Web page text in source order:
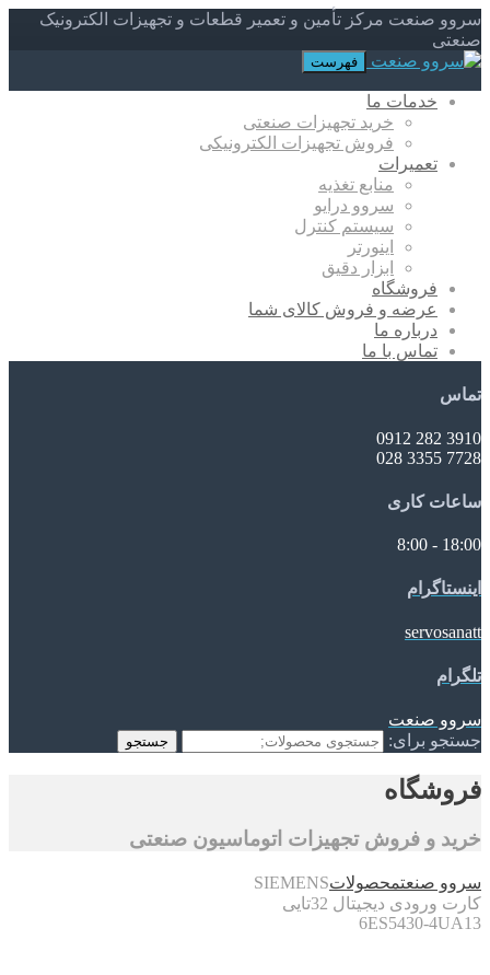
سروو صنعت مرکز تأمین و تعمیر قطعات و تجهیزات الکترونیک
صنعتی
فهرست
خدمات ما
خرید تجهیزات صنعتی
فروش تجهیزات الکترونیکی
تعمیرات
منابع تغذیه
سروو درایو
سیستم کنترل
اینورتر
ابزار دقیق
فروشگاه
عرضه و فروش کالای شما
درباره ما
تماس با ما
تماس
3910 282 0912
7728 3355 028
ساعات کاری
18:00 - 8:00
اینستاگرام
servosanatt
تلگرام
سروو صنعت
جستجو برای:
جستجو
فروشگاه
خرید و فروش تجهیزات اتوماسیون صنعتی
سروو صنعتمحصولاتSIEMENS
کارت ورودی دیجیتال 32تایی
6ES5430-4UA13